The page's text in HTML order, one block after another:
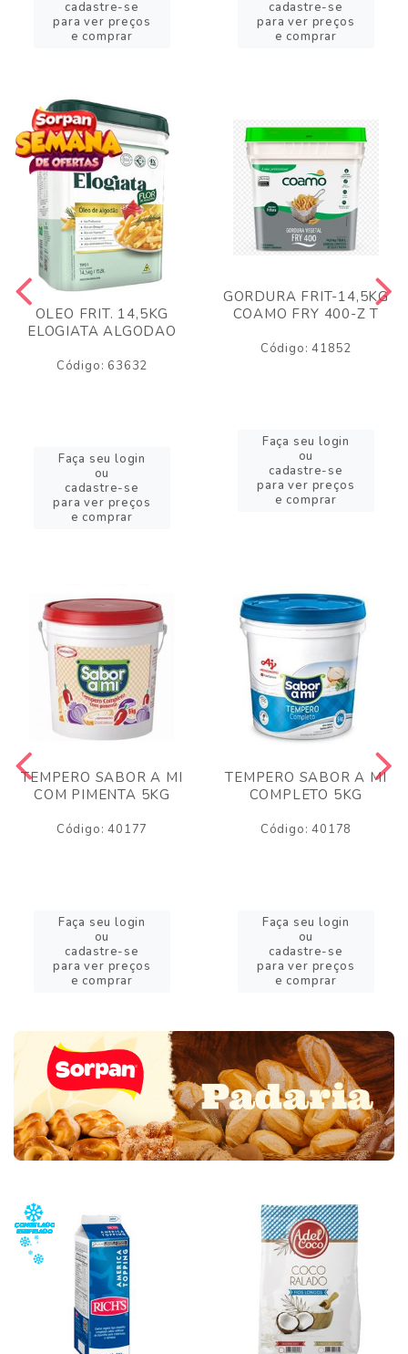
cadastre-se
para ver preços
e comprar
cadastre-se
para ver preços
e comprar
OLEO FRIT. 14,5KG
ELOGIATA ALGODAO
Código: 63632
Faça seu login
ou
cadastre-se
para ver preços
e comprar
GORDURA FRIT-14,5KG
COAMO FRY 400-Z T
Código: 41852
Faça seu login
ou
cadastre-se
para ver preços
e comprar
TEMPERO SABOR A MI
COM PIMENTA 5KG
Código: 40177
Faça seu login
ou
cadastre-se
para ver preços
e comprar
TEMPERO SABOR A MI
COMPLETO 5KG
Código: 40178
Faça seu login
ou
cadastre-se
para ver preços
e comprar